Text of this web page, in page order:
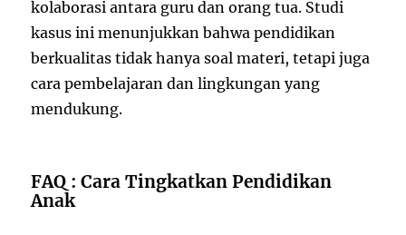
kolaborasi antara guru dan orang tua. Studi
kasus ini menunjukkan bahwa pendidikan
berkualitas tidak hanya soal materi, tetapi juga
cara pembelajaran dan lingkungan yang
mendukung.
FAQ : Cara Tingkatkan Pendidikan
Anak